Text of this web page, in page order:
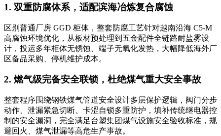
1. 双重防腐体系，适配滨海冶炼复合腐蚀
区别普通厂房 GGD 柜体，整套防腐工艺针对越南沿海 C5-M
高腐蚀环境优化，从板材预处理到五金配件全链路耐盐雾设
计，投运多年柜体无锈蚀、端子无氧化发热，大幅降低海外厂
区备品采购、停机维护成本。
2. 燃气级完备安全联锁，杜绝煤气重大安全事故
整套程序围绕钢铁煤气管道安全设计多层保护逻辑，阀门分步
动作、泄漏紧急切断、卡涩自锁多重防护，填补传统继电器控
制的安全漏洞，完全满足台塑集团煤气设施安全验收标准，规
避回火、煤气泄漏等高危生产事故。